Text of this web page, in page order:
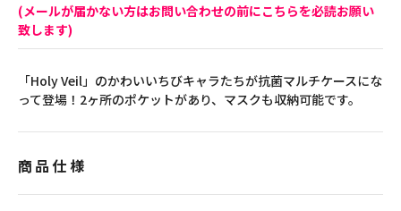
(メールが届かない方はお問い合わせの前にこちらを必読お願い
致します)
「Holy Veil」のかわいいちびキャラたちが抗菌マルチケースにな
って登場！2ヶ所のポケットがあり、マスクも収納可能です。
商品仕様